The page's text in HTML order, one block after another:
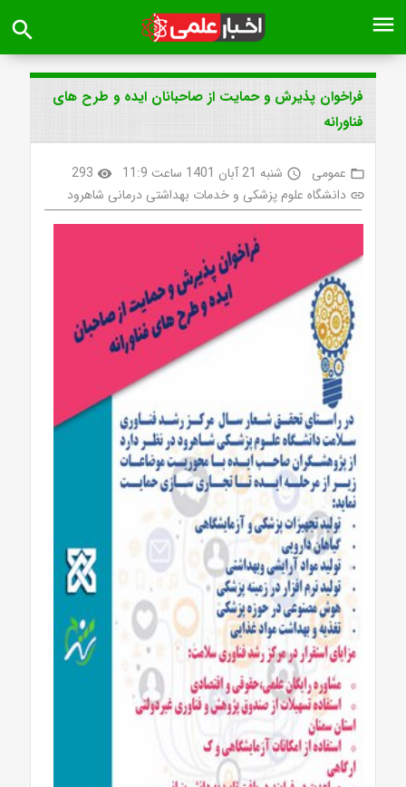
menu
search
فراخوان پذیرش و حمایت از صاحبانان ایده و طرح های
فناورانه
folder_open عمومی access_time شنبه 21 آبان 1401 ساعت 11:9 visibility
293
link دانشگاه علوم پزشکی و خدمات بهداشتی درمانی شاهرود